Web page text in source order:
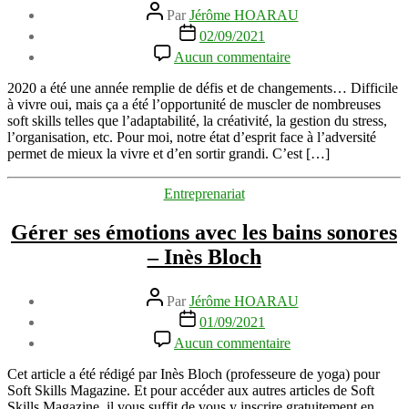
Auteur
de
l’article
ParJérôme HOARAU
Date
l’article
02/09/2021
Aucun commentaire
Ce
ne
sont
pas
nos
amis,
nos
nous
ont
construire
murailles
2020 a été une année remplie de défis et de changements… Difficile
à vivre oui, mais ça a été l’opportunité de muscler de nombreuses
soft skills telles que l’adaptabilité, la créativité, la gestion du stress,
l’organisation, etc. Pour moi, notre état d’esprit face à l’adversité
permet de mieux la vivre et d’en sortir grandi. C’est […]
Catégories
Entreprenariat
Gérer ses émotions avec les bains sonores
– Inès Bloch
Auteur
de
l’article
ParJérôme HOARAU
Date
l’article
01/09/2021
Aucun commentaire
Gérer
ses
émotions
avec
Cet article a été rédigé par Inès Bloch (professeure de yoga) pour
Soft Skills Magazine. Et pour accéder aux autres articles de Soft